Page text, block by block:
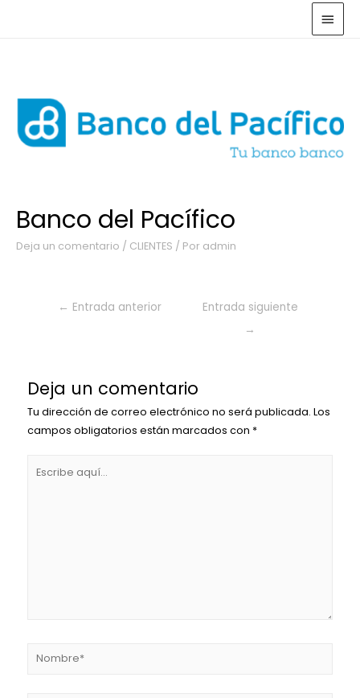
Banco del Pacífico
Deja un comentario / CLIENTES / Por admin
← Entrada anterior
Entrada siguiente
→
Deja un comentario
Tu dirección de correo electrónico no será publicada. Los
campos obligatorios están marcados con *